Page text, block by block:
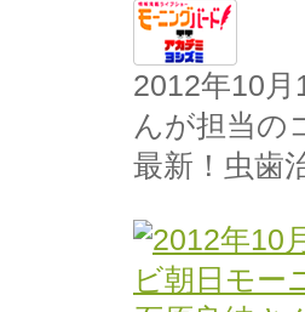
2012年10
んが担当の
最新！虫歯